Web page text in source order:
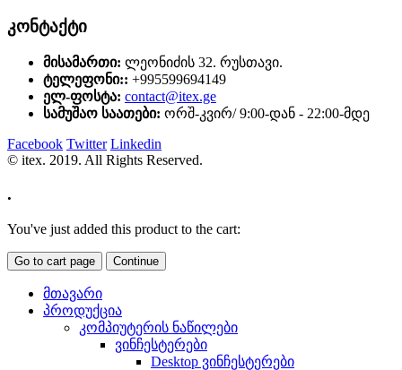
კონტაქტი
მისამართი: ლეონიძის 32. რუსთავი.
ტელეფონი:: +995599694149
ელ-ფოსტა: contact@itex.ge
სამუშაო საათები: ორშ-კვირ/ 9:00-დან - 22:00-მდე
Facebook Twitter Linkedin
© itex. 2019. All Rights Reserved.
.
You've just added this product to the cart:
Go to cart page Continue
მთავარი
პროდუქცია
კომპიუტერის ნაწილები
ვინჩესტერები
Desktop ვინჩესტერები